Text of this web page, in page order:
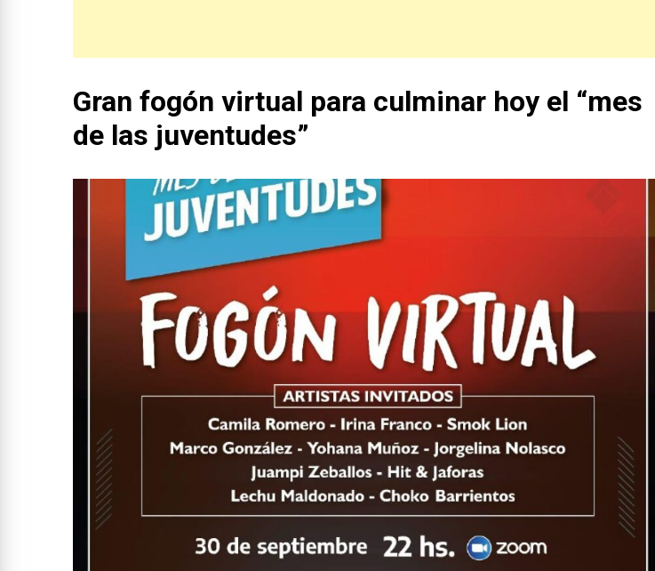
Gran fogón virtual para culminar hoy el “mes
de las juventudes”